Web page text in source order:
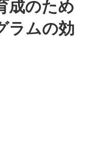
成のため
ラムの効